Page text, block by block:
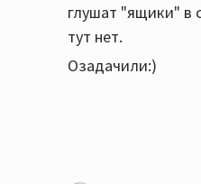
глушат "ящики" в
тут нет.
Озадачили:)